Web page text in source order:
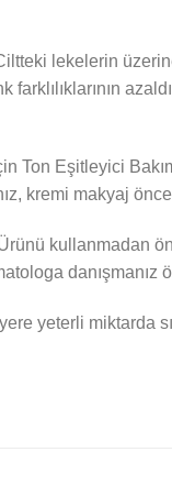
lekelerin
Ton Eşitleyici
kremi makyaj
kullanmadan
danışmanız
yeterli miktarda